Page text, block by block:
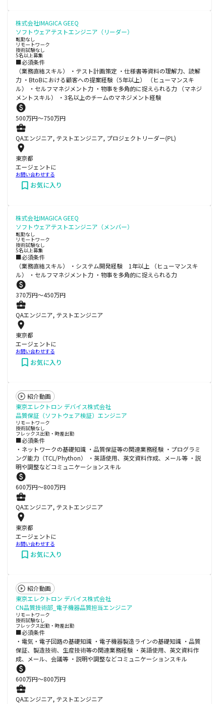
株式会社IMAGICA GEEQ
ソフトウェアテストエンジニア（リーダー）
転勤なし
リモートワーク
技術試験なし
5名以上募集
■必須条件
（業務直結スキル） ・テスト計画策定 ・仕様書等資料の理解力、読解
力 ・BtoBにおける顧客への提案経験（5年以上） （ヒューマンスキ
ル） ・セルフマネジメント力 ・物事を多角的に捉えられる力 （マネジ
メントスキル） ・3名以上のチームのマネジメント経験
500万円〜750万円
QAエンジニア, テストエンジニア, プロジェクトリーダー(PL)
東京都
エージェントに
お問い合わせする
お気に入り
株式会社IMAGICA GEEQ
ソフトウェアテストエンジニア（メンバー）
転勤なし
リモートワーク
技術試験なし
5名以上募集
■必須条件
（業務直結スキル） ・システム開発経験 1年以上 （ヒューマンスキ
ル） ・セルフマネジメント力 ・物事を多角的に捉えられる力
370万円〜450万円
QAエンジニア, テストエンジニア
東京都
エージェントに
お問い合わせする
お気に入り
紹介動画
東京エレクトロン デバイス株式会社
品質保証（ソフトウェア検証）エンジニア
リモートワーク
技術試験なし
フレックス出勤・時差出勤
■必須条件
・ネットワークの基礎知識 ・品質保証等の関連業務経験 ・プログラミ
ング能力（TCL/Phython） ・英語使用、英文資料作成、メール等 ・説
明や調整などコミュニケーションスキル
600万円〜800万円
QAエンジニア, テストエンジニア
東京都
エージェントに
お問い合わせする
お気に入り
紹介動画
東京エレクトロン デバイス株式会社
CN品質技術部_電子機器品質担当エンジニア
リモートワーク
技術試験なし
フレックス出勤・時差出勤
■必須条件
・電気・電子回路の基礎知識 ・電子機器製造ラインの基礎知識 ・品質
保証、製造技術、生産技術等の関連業務経験 ・英語使用、英文資料作
成、メール、会議等 ・説明や調整などコミュニケーションスキル
600万円〜800万円
QAエンジニア, テストエンジニア